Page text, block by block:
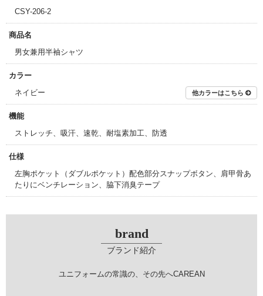
CSY-206-2
商品名
男女兼用半袖シャツ
カラー
ネイビー
他カラーはこちら
機能
ストレッチ、吸汗、速乾、耐塩素加工、防透
仕様
左胸ポケット（ダブルポケット）配色部分スナップボタン、肩甲骨あ
たりにベンチレーション、脇下消臭テープ
brand
ブランド紹介
ユニフォームの常識の、その先へCAREAN